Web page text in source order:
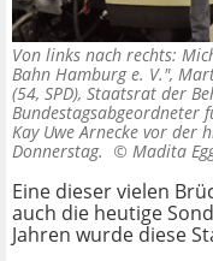
Von links nach rechts:
Bahn Hamburg e. V.",
(54, SPD), Staatsrat der
Bundestagsabgeordneter
Kay Uwe Arnecke vor der
Donnerstag. © Madita
Eine dieser vielen
auch die heutige
Jahren wurde diese